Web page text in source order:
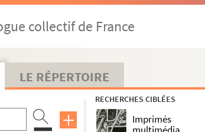
collectif de France
LE RÉPERTOIRE
RECHERCHES CIBLÉES
Imprimés
19.)
; chanteuse)
19.. ; comédienne)